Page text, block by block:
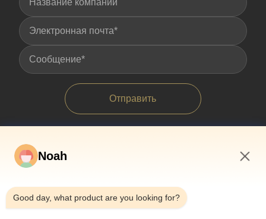
Отправить
Noah
Good day, what product are you looking for?